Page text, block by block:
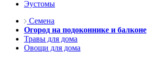
Эустомы
Семена
Огород на подоконнике и балконе
Травы для дома
Овощи для дома